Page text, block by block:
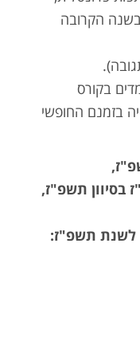
הקרובה
בקורס
בזמנם החופשי
ט"ז בסיוון תשפ"ז,
לשנת תשפ"ז: